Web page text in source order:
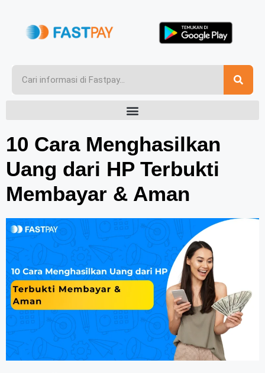
10 Cara Menghasilkan
Uang dari HP Terbukti
Membayar & Aman